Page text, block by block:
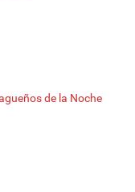
de la Noche